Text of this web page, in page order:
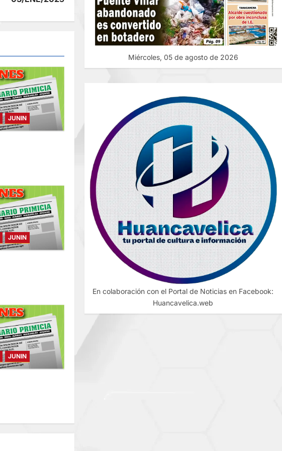
JUNIN
JUNIN
JUNIN
Miércoles, 05 de agosto de 2026
En colaboración con el Portal de Noticias en Facebook:
Huancavelica.web